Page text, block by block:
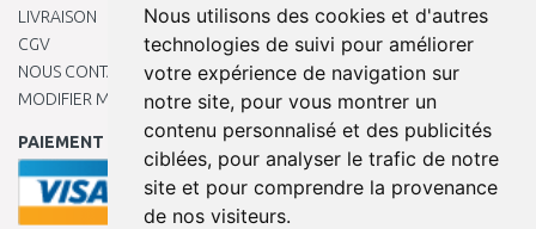
Nous utilisons des cookies et d'autres
technologies de suivi pour améliorer
votre expérience de navigation sur
notre site, pour vous montrer un
contenu personnalisé et des publicités
ciblées, pour analyser le trafic de notre
site et pour comprendre la provenance
de nos visiteurs.
LIVRAISON
CGV
NOUS CONTACTER
MODIFIER MES PRÉFÉRENCES DE COOKIES
PAIEMENT EN LIGNE